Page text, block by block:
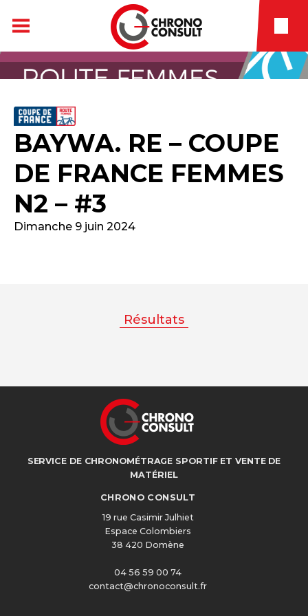
BAYWA. RE – COUPE
DE FRANCE FEMMES
N2 – #3
Dimanche 9 juin 2024
Résultats
SERVICE DE CHRONOMÉTRAGE SPORTIF ET VENTE DE
MATÉRIEL
CHRONO CONSULT
19 rue Casimir Julhiet
Espace Colombiers
38 420 Domène
04 56 59 00 74
contact@chronoconsult.fr